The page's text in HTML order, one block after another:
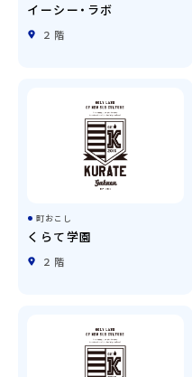
イーシー・ラボ
２階
町おこし
くらて学園
２階